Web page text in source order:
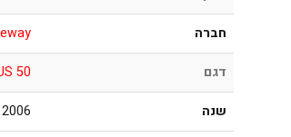
חברה
דגם 50
שנה 2006 –